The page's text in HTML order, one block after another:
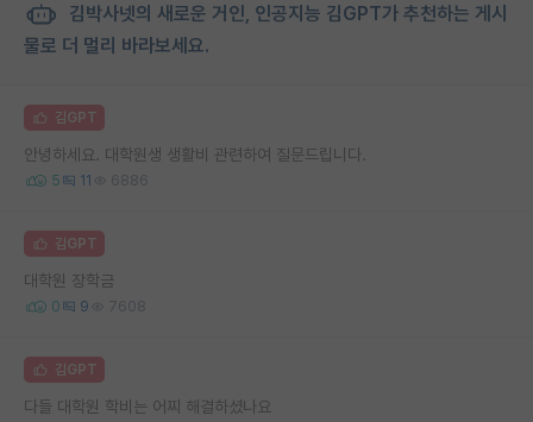
김박사넷의 새로운 거인, 인공지능 김GPT가 추천하는 게시
물로 더 멀리 바라보세요.
김GPT
안녕하세요. 대학원생 생활비 관련하여 질문드립니다.
5 11 6886
김GPT
대학원 장학금
0 9 7608
김GPT
다들 대학원 학비는 어찌 해결하셨나요